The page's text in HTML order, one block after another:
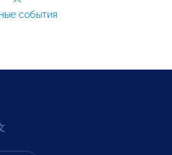
события